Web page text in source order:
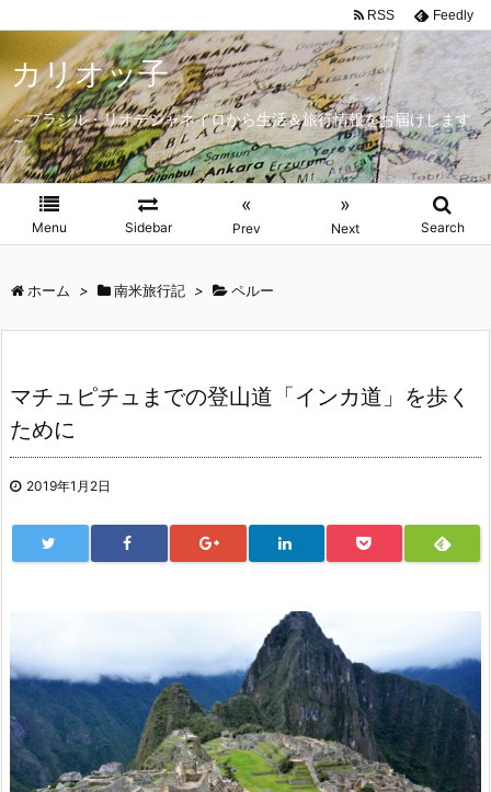
カリオッ子
～ブラジル・リオデジャネイロから生活＆旅行情報をお届けします
～
Menu Sidebar
«
Prev
»
Next Search
RSS Feedly
ホーム > 南米旅行記 > ペルー
マチュピチュまでの登山道「インカ道」を歩く
ために
2019年1月2日